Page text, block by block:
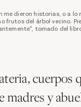
me dieron historias, o a lo
frutos del árbol vecino.
tomado del
cuerpos
madres y